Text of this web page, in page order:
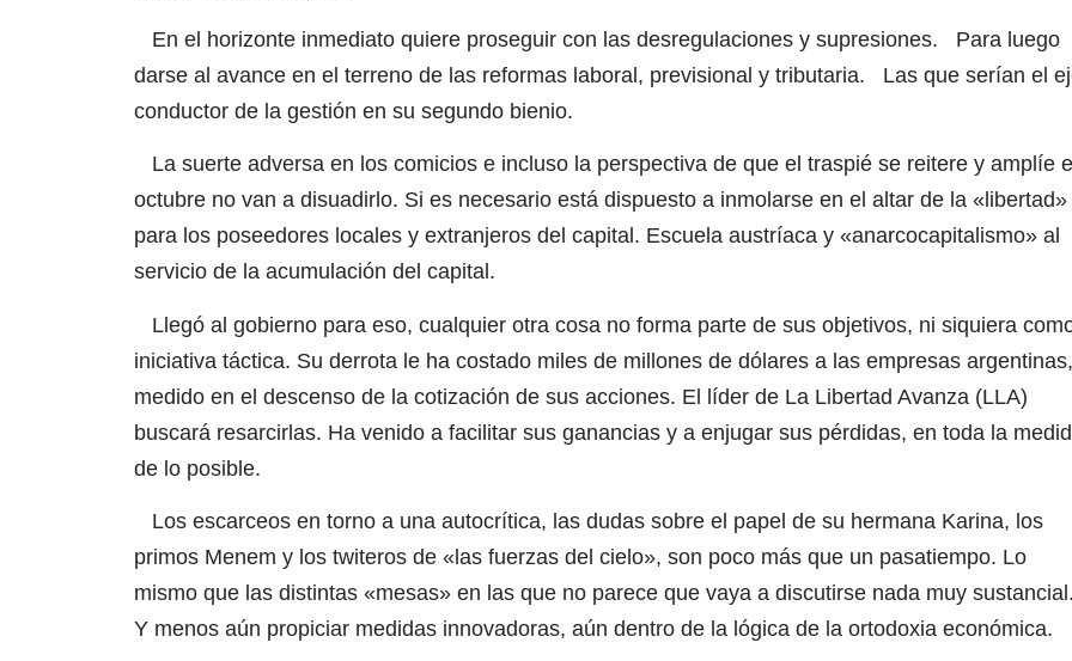
En el horizonte inmediato quiere proseguir con las desregulaciones y supresiones. Para luego
darse al avance en el terreno de las reformas laboral, previsional y tributaria. Las que serían el
conductor de la gestión en su segundo bienio.
La suerte adversa en los comicios e incluso la perspectiva de que el traspié se reitere y amplíe
octubre no van a disuadirlo. Si es necesario está dispuesto a inmolarse en el altar de la «libertad»
para los poseedores locales y extranjeros del capital. Escuela austríaca y «anarcocapitalismo» al
servicio de la acumulación del capital.
Llegó al gobierno para eso, cualquier otra cosa no forma parte de sus objetivos, ni siquiera
iniciativa táctica. Su derrota le ha costado miles de millones de dólares a las empresas argentinas,
medido en el descenso de la cotización de sus acciones. El líder de La Libertad Avanza (LLA)
buscará resarcirlas. Ha venido a facilitar sus ganancias y a enjugar sus pérdidas, en toda la
de lo posible.
Los escarceos en torno a una autocrítica, las dudas sobre el papel de su hermana Karina, los
primos Menem y los twiteros de «las fuerzas del cielo», son poco más que un pasatiempo. Lo
mismo que las distintas «mesas» en las que no parece que vaya a discutirse nada muy
Y menos aún propiciar medidas innovadoras, aún dentro de la lógica de la ortodoxia económica.